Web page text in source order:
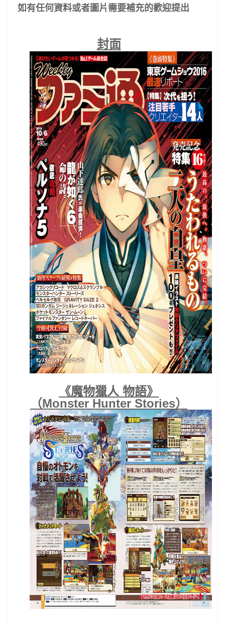
如有任何資料或者圖片需要補充的歡迎提出
封面
《魔物獵人 物語》
（Monster Hunter Stories）